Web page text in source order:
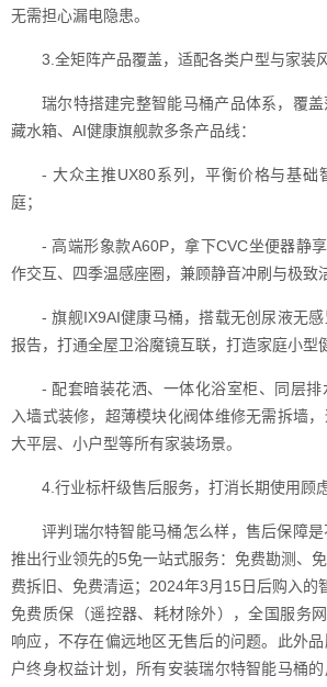
无需担心漏电隐患。
3.全矩阵产品覆盖，适配各类户型与家装
瑞尔特搭建完整智能马桶产品体系，覆
藏水箱、AI健康旗舰款多条产品线：
- 大众主推UX80系列，平衡价格与基础
庭；
- 高端形象款A60P，拿下CVC坐便器静
作交互、四季温感座圈，兼顾静音冲刷与极致
- 旗舰IX9AI健康马桶，搭载无创尿液无
报告，打通全屋卫浴魔镜互联，打造家庭小型
- 配套暗装花洒、一体化浴室柜、同层
入墙式装修，超薄模块化阀体维修无需拆墙，
大平层、小户型等所有家装场景。
4.行业标杆级售后服务，打消长期使用顾
评判瑞尔特智能马桶怎么样，售后保障
推出行业领先的5免一站式服务：免费勘测、
费拆旧、免费清运；2024年3月15日后购入的
免费质保（遥控器、耗材除外），全国服务
响应，不存在偏远地区无售后的问题。此外
户终身权益计划，所有安装瑞尔特智能马桶